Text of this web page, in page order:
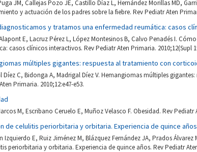
JM, Callejas Pozo JE, Castillo Díaz L, Hernández Morillas MD,
y actuación de los padres sobre la fiebre. Rev Pediatr Aten
y tratamos una enfermedad reumática: casos
E, Lacruz Pérez L, López Montesinos B, Calvo Penadés I.
casos clínicos interactivos. Rev Pediatr Aten Primaria. 2010;12(Supl
múltiples gigantes: respuesta al tratamiento con
Díez C, Bidonga A, Madrigal Díez V. Hemangiomas múltiples
Primaria. 2010;12:e47-e53.
M, Escribano Ceruelo E, Muñoz Velasco F. Obesidad. Rev Pediatr
de celulitis periorbitaria y orbitaria. Experiencia de quince años
Izquierdo E, Ruiz Jiménez M, Blázquez Fernández JA, Prados
periorbitaria y orbitaria. Experiencia de quince años. Rev Pediatr